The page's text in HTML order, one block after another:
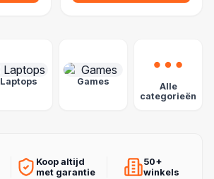
Laptops Games
Alle
categorieën
Koop altijd
met garantie
50+
winkels